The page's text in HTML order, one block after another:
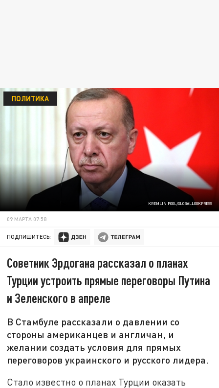
KREMLIN POOL/GLOBALLOOKPRESS
ПОЛИТИКА
09 МАРТА 07:58
ПОДПИШИТЕСЬ:
Советник Эрдогана рассказал о планах
Турции устроить прямые переговоры Путина
и Зеленского в апреле
В Стамбуле рассказали о давлении со
стороны американцев и англичан, и
желании создать условия для прямых
переговоров украинского и русского лидера.
Стало известно о планах Турции оказать